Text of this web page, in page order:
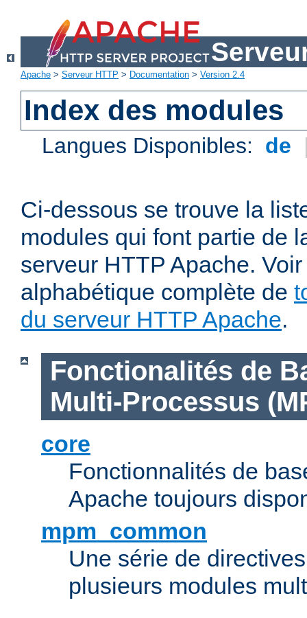
Apache > Serveur HTTP > Documentation > Version 2.4
Index des modules
Langues Disponibles: de
Ci-dessous se trouve la
modules qui font partie de
serveur HTTP Apache.
alphabétique complète de
du serveur HTTP Apache.
Fonctionalités de
Multi-Processus
core
Fonctionnalités de
Apache toujours
mpm_common
Une série de
plusieurs modules